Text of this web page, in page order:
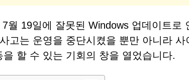
월 19일에 잘못된 Windows 업데이트로
고는 운영을 중단시켰을 뿐만 아니라 사
할 수 있는 기회의 창을 열었습니다.